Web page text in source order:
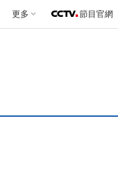
更多 節目官網